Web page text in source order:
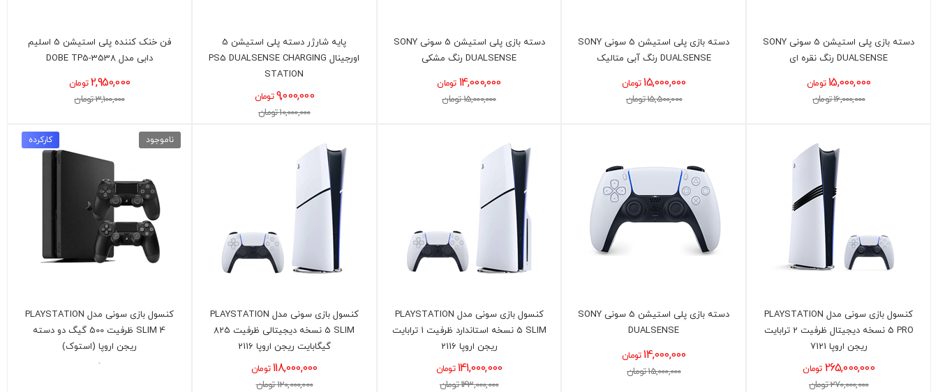
دسته بازی پلی استیشن 5 سونی SONY
DUALSENSE رنگ نقره ای
15,000,000 تومان
16,000,000 تومان
دسته بازی پلی استیشن 5 سونی SONY
DUALSENSE رنگ آبی متالیک
15,000,000 تومان
15,500,000 تومان
دسته بازی پلی استیشن 5 سونی SONY
DUALSENSE رنگ مشکی
14,000,000 تومان
15,000,000 تومان
پایه شارژر دسته پلی استیشن 5
اورجینال PS5 DUALSENSE CHARGING
STATION
9,000,000 تومان
10,000,000 تومان
فن خنک کننده پلی استیشن 5 اسلیم
دابی مدل DOBE TP5-3538
2,950,000 تومان
3,100,000 تومان
کنسول بازی سونی مدل PLAYSTATION
5 PRO نسخه دیجیتال ظرفیت 2 ترابایت
ریجن اروپا 7121
265,000,000 تومان
270,000,000 تومان
دسته بازی پلی استیشن 5 سونی SONY
DUALSENSE
14,000,000 تومان
15,000,000 تومان
کنسول بازی سونی مدل PLAYSTATION
5 SLIM نسخه استاندارد ظرفیت 1 ترابایت
ریجن اروپا 2116
141,000,000 تومان
143,000,000 تومان
کنسول بازی سونی مدل PLAYSTATION
5 SLIM نسخه دیجیتالی ظرفیت 825
گیگابایت ریجن اروپا 2116
118,000,000 تومان
120,000,000 تومان
ناموجود کارکرده
کنسول بازی سونی مدل PLAYSTATION
SLIM 4 ظرفیت 500 گیگ دو دسته
ریجن اروپا (استوک)
-